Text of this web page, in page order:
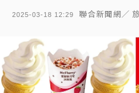
2025-03-18 12:29 聯合新聞網／